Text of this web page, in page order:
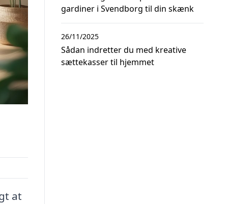
at
gardiner i Svendborg til din skænk
Sådan indretter du med kreative
sættekasser til hjemmet
26/11/2025